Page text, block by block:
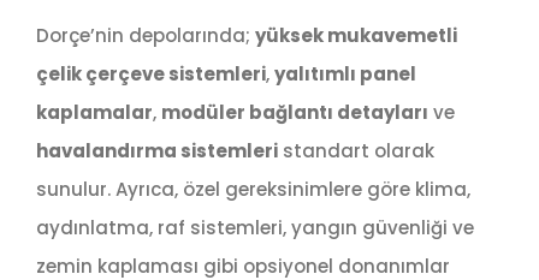
Dorçe’nin depolarında; yüksek mukavemetli
çelik çerçeve sistemleri,yalıtımlı panel
kaplamalar, modüler bağlantı detayları ve
havalandırma sistemleristandart olarak
sunulur. Ayrıca, özel gereksinimlere göre klima,
aydınlatma, raf sistemleri, yangın güvenliği ve
zemin kaplaması gibi opsiyonel donanımlar